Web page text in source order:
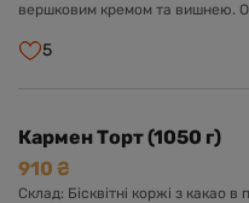
вершковим кремом та вишнею.
вишнею.
5
Кармен Торт (1050 г)
910 ₴
Склад: Бісквітні коржі з какао в